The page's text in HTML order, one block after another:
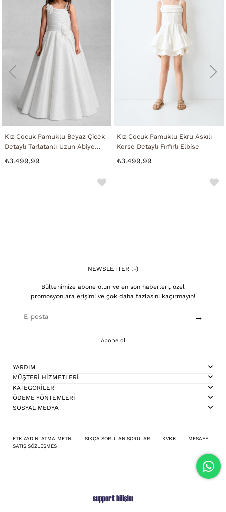
Kız Çocuk Pamuklu Beyaz Çiçek
Detaylı Tarlatanlı Uzun Abiye
₺3.499,99
Kız Çocuk Pamuklu Ekru Askılı
Korse Detaylı Fırfırlı Elbise
₺3.499,99
NEWSLETTER :-)
Bültenimize abone olun ve en son haberleri, özel
promosyonlara erişimi ve çok daha fazlasını kaçırmayın!
→
Abone ol
YARDIM
MÜŞTERİ HİZMETLERİ
KATEGORİLER
ÖDEME YÖNTEMLERİ
SOSYAL MEDYA
ETK AYDINLATMA METNİ SIKÇA SORULAN SORULAR KVKK
MESAFELİ
SATIŞ SÖZLEŞMESİ